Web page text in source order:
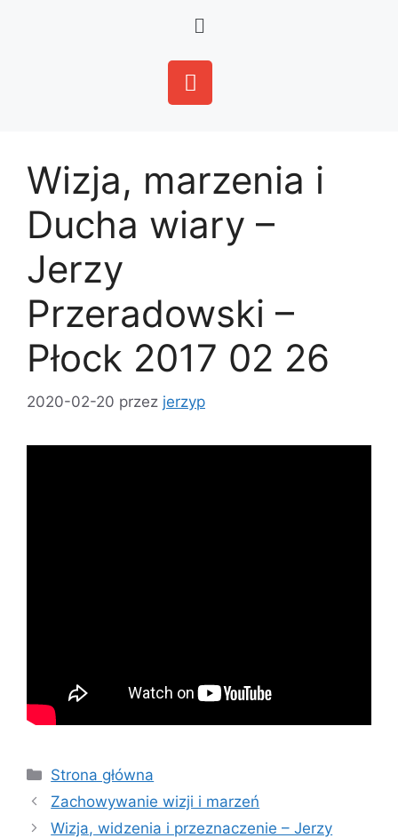
Wizja, marzenia i
Ducha wiary –
Jerzy
Przeradowski –
Płock 2017 02 26
2020-02-20 przez jerzyp
Strona główna
Zachowywanie wizji i marzeń
Wizja, widzenia i przeznaczenie – Jerzy